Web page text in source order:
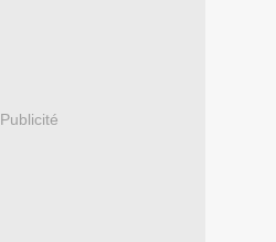
Publicité